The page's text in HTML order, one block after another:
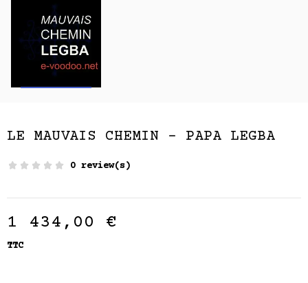
LE MAUVAIS CHEMIN - PAPA LEGBA
0 review(s)
1 434,00 €
TTC